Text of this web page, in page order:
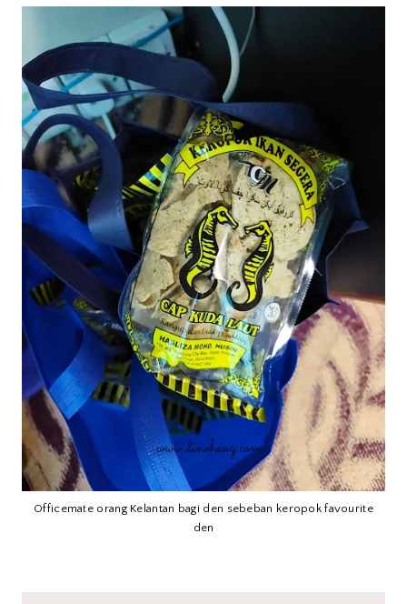
Officemate orang Kelantan bagi den sebeban keropok favourite
den